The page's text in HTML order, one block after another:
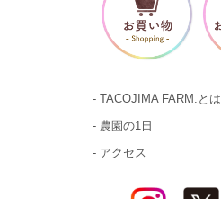
- TACOJIMA FARM.とは
- 農園の1日
- アクセス